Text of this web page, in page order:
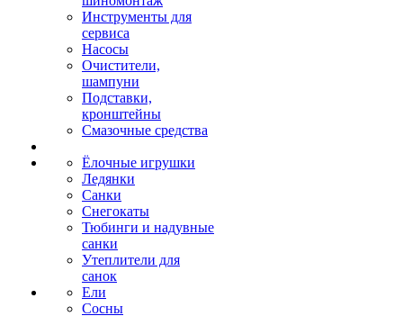
Инструменты для
сервиса
Насосы
Очистители,
шампуни
Подставки,
кронштейны
Смазочные средства
Ёлочные игрушки
Ледянки
Санки
Снегокаты
Тюбинги и надувные
санки
Утеплители для
санок
Ели
Сосны